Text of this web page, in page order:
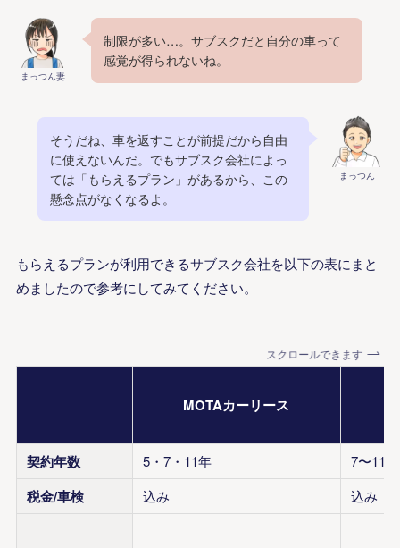
まっつん妻
制限が多い…。サブスクだと自分の車って
感覚が得られないね。
まっつん
そうだね、車を返すことが前提だから自由
に使えないんだ。でもサブスク会社によっ
ては「もらえるプラン」があるから、この
懸念点がなくなるよ。
もらえるプランが利用できるサブスク会社を以下の表にまと
めましたので参考にしてみてください。
スクロールできます
MOTAカーリース
契約年数 5・7・11年 7〜11年
税金/車検 込み 込み